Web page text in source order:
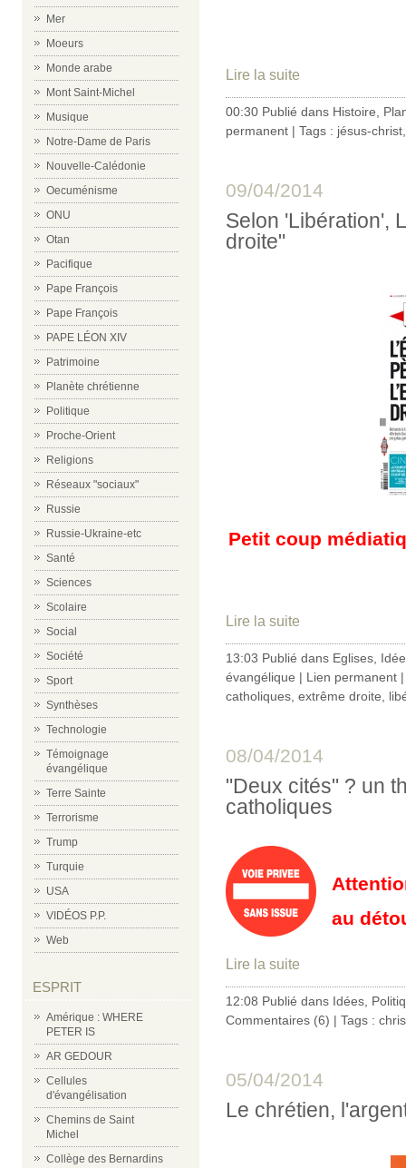
Mer
Moeurs
Monde arabe
Mont Saint-Michel
Musique
Notre-Dame de Paris
Nouvelle-Calédonie
Oecuménisme
ONU
Otan
Pacifique
Pape François
Pape François
PAPE LÉON XIV
Patrimoine
Planète chrétienne
Politique
Proche-Orient
Religions
Réseaux "sociaux"
Russie
Russie-Ukraine-etc
Santé
Sciences
Scolaire
Social
Société
Sport
Synthèses
Technologie
Témoignage
évangélique
Terre Sainte
Terrorisme
Trump
Turquie
USA
VIDÉOS P.P.
Web
ESPRIT
Amérique : WHERE
PETER IS
AR GEDOUR
Cellules
d'évangélisation
Chemins de Saint
Michel
Collège des Bernardins
Lire la suite
00:30 Publié dans Histoire
permanent | Tags : jésus-christ
09/04/2014
Selon 'Libération',
droite"
Petit coup
Lire la suite
13:03 Publié dans Eglises
évangélique | Lien permanent
catholiques extrême droite
08/04/2014
"Deux cités" ? un
catholiques
au
Lire la suite
12:08 Publié dans Idées,
Commentaires (6) | Tags :
05/04/2014
Le chrétien,